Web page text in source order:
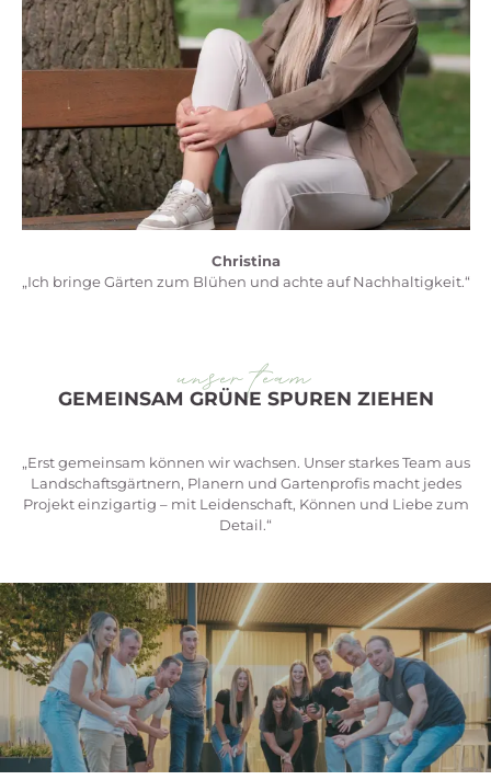
Christina
„Ich bringe Gärten zum Blühen und achte auf Nachhaltigkeit.“
unser team
GEMEINSAM GRÜNE SPUREN ZIEHEN
„Erst gemeinsam können wir wachsen. Unser starkes Team aus
Landschaftsgärtnern, Planern und Gartenprofis macht jedes
Projekt einzigartig – mit Leidenschaft, Können und Liebe zum
Detail.“